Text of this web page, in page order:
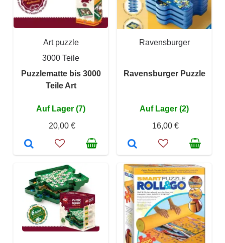
Art puzzle
3000 Teile
Puzzlematte bis 3000
Teile Art
Auf Lager (7)
20,00 €
Ravensburger
Ravensburger Puzzle
Auf Lager (2)
16,00 €